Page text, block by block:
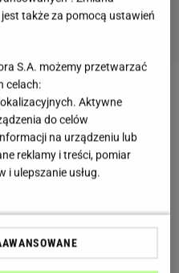
także za pomocą ustawień
S.A. możemy przetwarzać
celach:
Aktywne
do celów
na urządzeniu lub
reklamy i treści, pomiar
i ulepszanie usług.